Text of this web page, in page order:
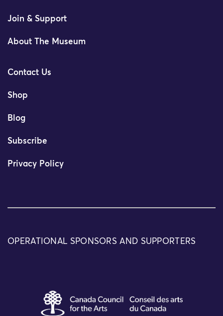
Join & Support
About The Museum
Contact Us
Shop
Blog
Subscribe
Privacy Policy
OPERATIONAL SPONSORS AND SUPPORTERS